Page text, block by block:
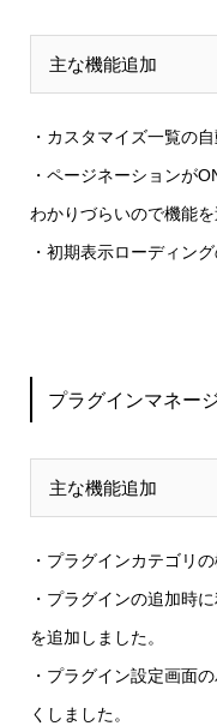
主な機能追加
・カスタマイズ一覧の
・ページネーションが
わかりづらいので機能を
・初期表示ローディン
プラグインマネー
主な機能追加
・プラグインカテゴリの
・プラグインの追加時
を追加しました。
・プラグイン設定画面
くしました。